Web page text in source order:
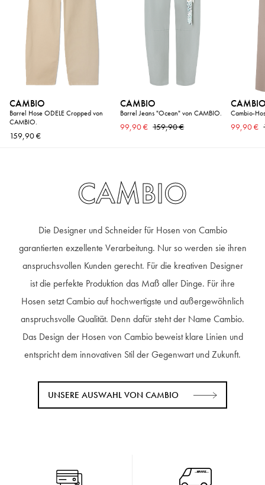
CAMBIO
Barrel Hose ODELE Cropped von
CAMBIO.
159,90 €
CAMBIO
Barrel Jeans "Ocean" von CAMBIO.
99,90 € 159,90 €
Cambio-
99,90 €
CAMBIO
Die Designer und Schneider für Hosen von Cambio
garantierten exzellente Verarbeitung. Nur so werden sie ihren
anspruchsvollen Kunden gerecht. Für die kreativen Designer
ist die perfekte Produktion das Maß aller Dinge. Für ihre
Hosen setzt Cambio auf hochwertigste und außergewöhnlich
anspruchsvolle Qualität. Denn dafür steht der Name Cambio.
Das Design der Hosen von Cambio beweist klare Linien und
entspricht dem innovativen Stil der Gegenwart und Zukunft.
UNSERE AUSWAHL VON CAMBIO